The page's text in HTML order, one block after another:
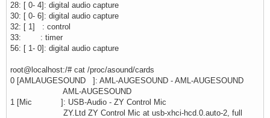
28: [ 0- 4]: digital audio capture
30: [ 0- 6]: digital audio capture
32: [ 1] : control
33: : timer
56: [ 1- 0]: digital audio capture
root@localhost:/# cat /proc/asound/cards
0 [AMLAUGESOUND ]: AML-AUGESOUND - AML-AUGESOUND
AML-AUGESOUND
1 [Mic ]: USB-Audio - ZY Control Mic
ZY.Ltd ZY Control Mic at usb-xhci-hcd.0.auto-2, full